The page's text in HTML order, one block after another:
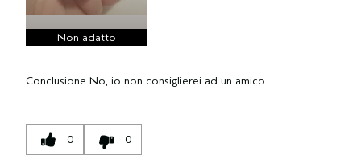
Non adatto
Conclusione No, io non consiglierei ad un amico
0 0